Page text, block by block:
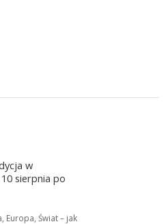
w
sierpnia po
Europa, Świat – jak